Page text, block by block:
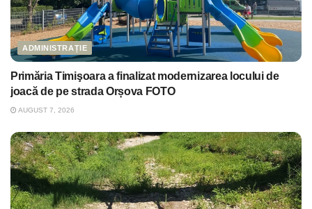
ADMINISTRAȚIE
Primăria Timişoara a finalizat modernizarea locului de
joacă de pe strada Orșova FOTO
AUGUST 7, 2026